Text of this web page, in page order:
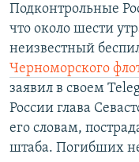
Подконтрольные
что около шести
неизвестный
Черноморского
заявил в своем
России глава
его словам,
штаба. Погибших